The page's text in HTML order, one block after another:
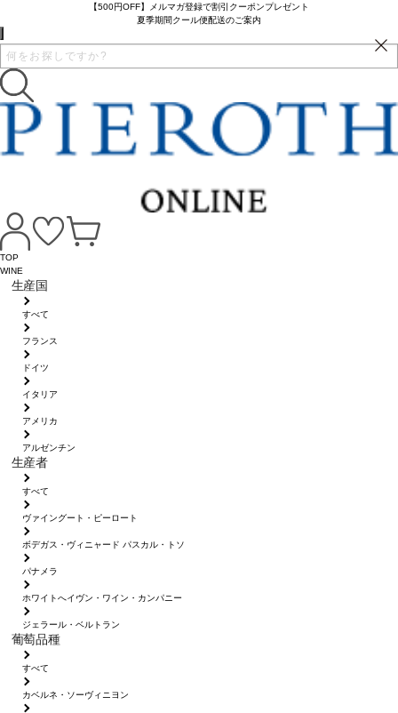
【500円OFF】メルマガ登録で割引クーポンプレゼント
夏季期間クール便配送のご案内
TOP
WINE
生産国
すべて
フランス
ドイツ
イタリア
アメリカ
アルゼンチン
生産者
すべて
ヴァイングート・ピーロート
ボデガス・ヴィニャード パスカル・トソ
パナメラ
ホワイトへイヴン・ワイン・カンパニー
ジェラール・ベルトラン
葡萄品種
すべて
カベルネ・ソーヴィニヨン